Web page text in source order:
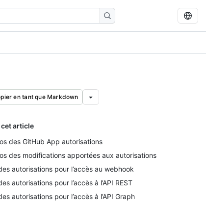
en tant que Markdown
cet article
des GitHub App autorisations
des modifications apportées aux autorisations
autorisations pour l’accès au webhook
autorisations pour l’accès à l’API REST
autorisations pour l’accès à l’API Graph